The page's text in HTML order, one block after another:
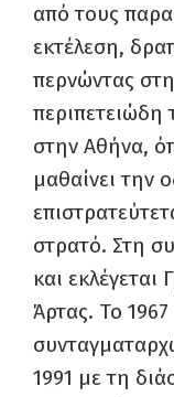
από τους
εκτέλεση,
περνώντας
περιπετειώδη
στην Αθήνα,
μαθαίνει την
στρατό. Στη
και εκλέγεται
Άρτας. Το
1991 με τη